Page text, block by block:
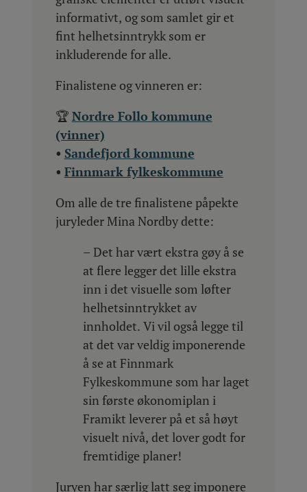
informativt, og som samlet gir et
fint helhetsinntrykk som er
inkluderende for alle.
Finalistene og vinneren er:
🏆 Nordre Follo kommune
(vinner)
• Sandefjord kommune
• Finnmark fylkeskommune
Om alle de tre finalistene påpekte
juryleder Mina Nordby dette:
– Det har vært ekstra gøy å se
at flere legger det lille ekstra
inn i det visuelle som løfter
helhetsinntrykket av
innholdet. Vi vil også legge til
at det var veldig imponerende
å se at Finnmark
Fylkeskommune som har laget
sin første økonomiplan i
Framikt leverer på et så høyt
visuelt nivå, det lover godt for
fremtidige planer!
Juryen har særlig latt seg imponere